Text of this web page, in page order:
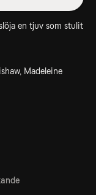
en tjuv som stulit
Madeleine